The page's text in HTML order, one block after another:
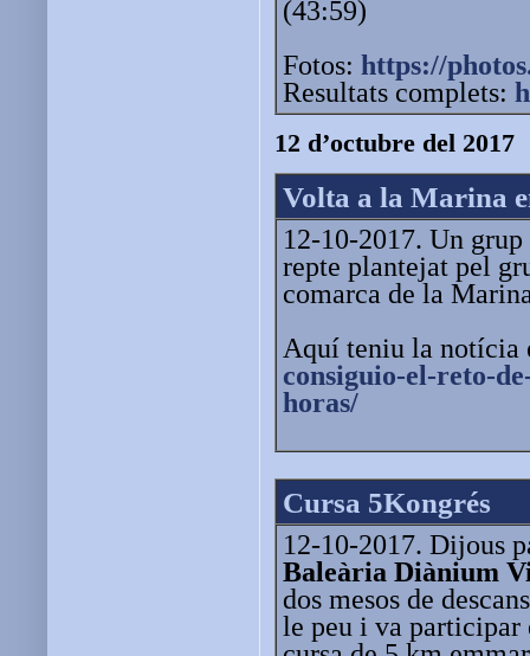
(43:59)
Fotos: https://
Resultats complets:
12 d’octubre del 2017
Volta a la Marina
12-10-2017. Un
repte plantejat pel
comarca de la
Aquí teniu la notícia
consiguio-el-reto-
horas/
Cursa 5Kongrés
12-10-2017. Dijous
Baleària Diànium
dos mesos de
le peu i va participar